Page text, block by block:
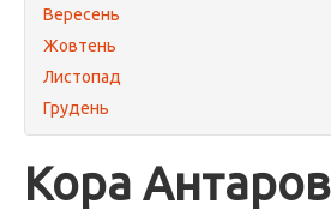
Вересень
Жовтень
Листопад
Грудень
Кора